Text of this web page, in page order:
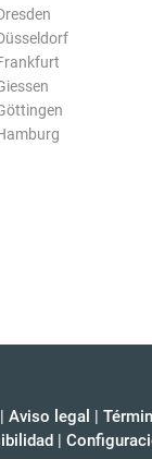
| Aviso legal |
|